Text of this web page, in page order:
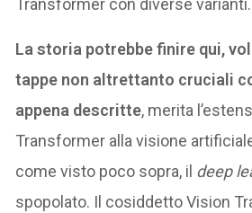
Transformer con diverse varianti.
La storia potrebbe finire qui,
tappe non altrettanto cruciali
appena descritte, merita
Transformer alla visione
come visto poco sopra, il deep
spopolato. Il cosiddetto Vision